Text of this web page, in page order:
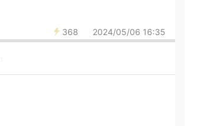
368 2024/05/06 16:35